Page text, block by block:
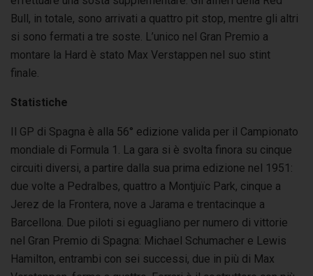
Bull, in totale, sono arrivati a quattro pit stop, mentre gli altri
si sono fermati a tre soste. L’unico nel Gran Premio a
montare la Hard è stato Max Verstappen nel suo stint
finale.
Statistiche
Il GP di Spagna è alla 56° edizione valida per il Campionato
mondiale di Formula 1. La gara si è svolta finora su cinque
circuiti diversi, a partire dalla sua prima edizione nel 1951:
due volte a Pedralbes, quattro a Montjuïc Park, cinque a
Jerez de la Frontera, nove a Jarama e trentacinque a
Barcellona. Due piloti si eguagliano per numero di vittorie
nel Gran Premio di Spagna: Michael Schumacher e Lewis
Hamilton, entrambi con sei successi, due in più di Max